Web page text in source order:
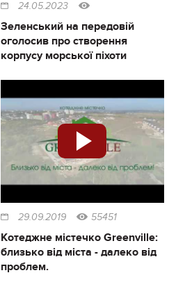
24.05.2023
Зеленський на передовій
оголосив про створення
корпусу морської піхоти
29.09.2019 55451
Котеджне містечко Greenville:
близько від міста - далеко від
проблем.